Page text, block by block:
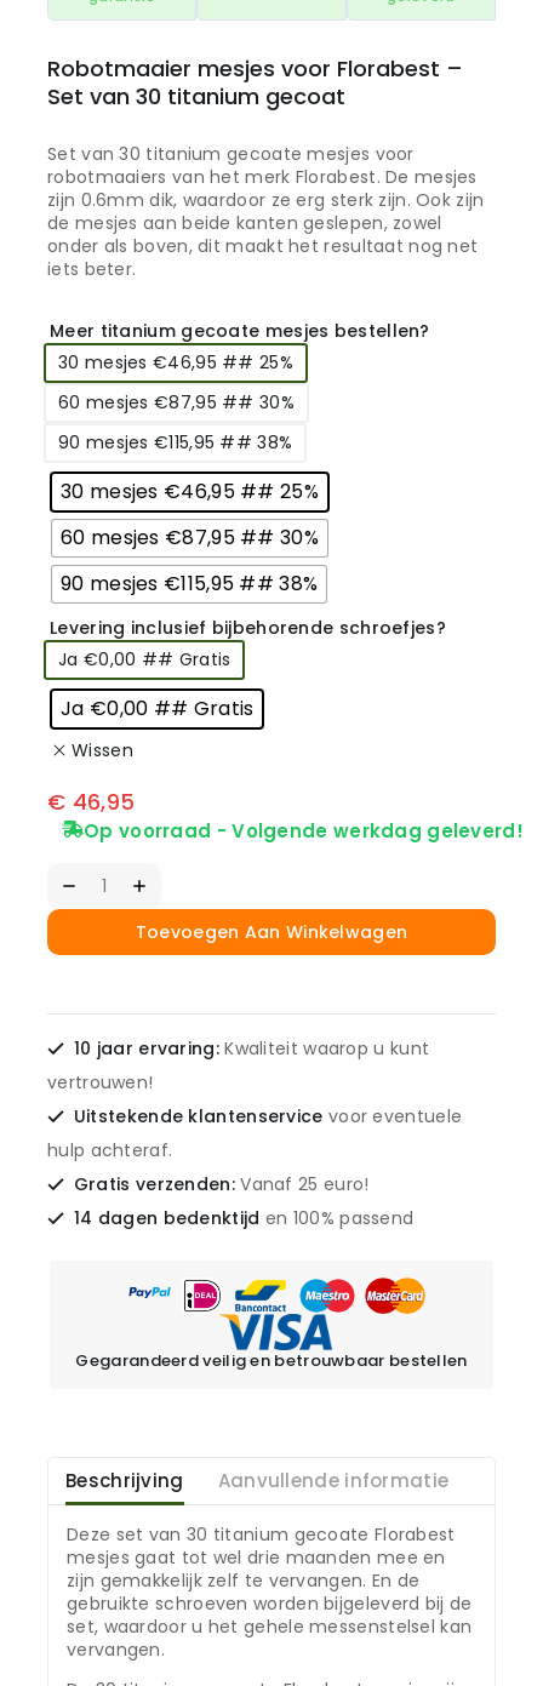
Robotmaaier mesjes voor Florabest –
Set van 30 titanium gecoat
Set van 30 titanium gecoate mesjes voor
robotmaaiers van het merk Florabest. De mesjes
zijn 0.6mm dik, waardoor ze erg sterk zijn. Ook zijn
de mesjes aan beide kanten geslepen, zowel
onder als boven, dit maakt het resultaat nog net
iets beter.
Meer titanium gecoate mesjes bestellen?
30 mesjes €46,95 ## 25%
60 mesjes €87,95 ## 30%
90 mesjes €115,95 ## 38%
30 mesjes €46,95 ## 25%
60 mesjes €87,95 ## 30%
90 mesjes €115,95 ## 38%
Levering inclusief bijbehorende schroefjes?
Ja €0,00 ## Gratis
Ja €0,00 ## Gratis
Wissen
€ 46,95
Op voorraad - Volgende werkdag geleverd!
Toevoegen Aan Winkelwagen
10 jaar ervaring:Kwaliteit waarop u kunt
vertrouwen!
Uitstekende klantenservice voor eventuele
hulp achteraf.
Gratis verzenden:Vanaf 25 euro!
14 dagen bedenktijd en 100% passend
Gegarandeerd veilig en betrouwbaar bestellen
Beschrijving Aanvullende informatie
Deze set van 30 titanium gecoate Florabest
mesjes gaat tot wel drie maanden mee en
zijn gemakkelijk zelf te vervangen. En de
gebruikte schroeven worden bijgeleverd bij de
set, waardoor u het gehele messenstelsel kan
vervangen.